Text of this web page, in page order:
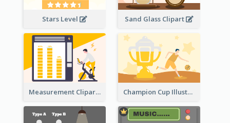
Stars Level Sand Glass Clipart
Measurement Clipart Champion Cup Illustration